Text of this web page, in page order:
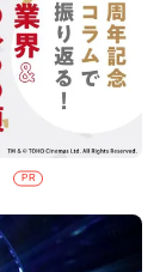
PR